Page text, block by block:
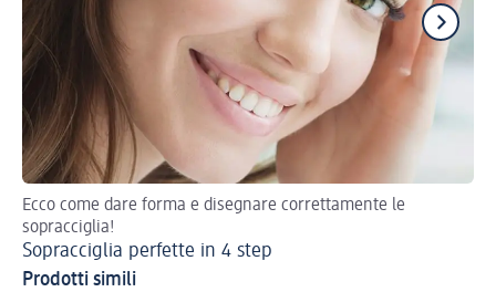
Ecco come dare forma e disegnare correttamente le
sopracciglia!
Sopracciglia perfette in 4 step
Prodotti simili